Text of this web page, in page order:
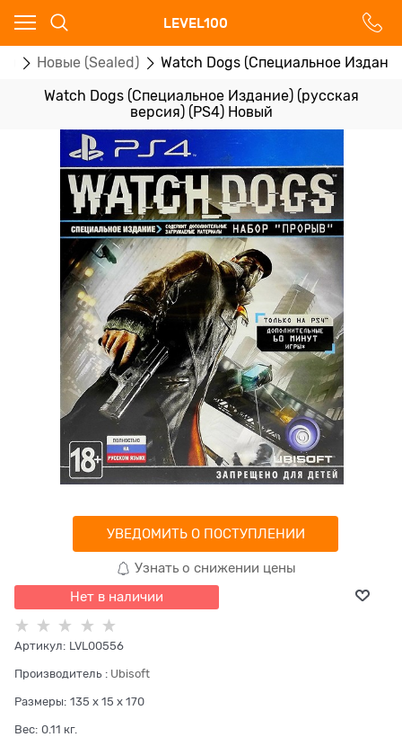
LEVEL100
Новые (Sealed) Watch Dogs (Специальное
Watch Dogs (Специальное Издание) (русская
версия) (PS4) Новый
УВЕДОМИТЬ О ПОСТУПЛЕНИИ
Узнать о снижении цены
Нет в наличии
Артикул: LVL00556
Производитель : Ubisoft
Размеры: 135 x 15 x 170
Вес: 0.11 кг.
Ваш город - Москва,
угадали?
ДА НЕТ